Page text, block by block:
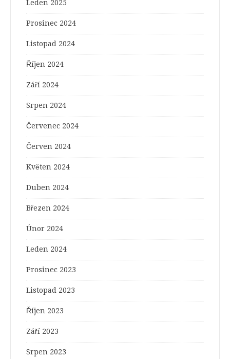
Leden 2025
Prosinec 2024
Listopad 2024
Říjen 2024
Září 2024
Srpen 2024
Červenec 2024
Červen 2024
Květen 2024
Duben 2024
Březen 2024
Únor 2024
Leden 2024
Prosinec 2023
Listopad 2023
Říjen 2023
Září 2023
Srpen 2023